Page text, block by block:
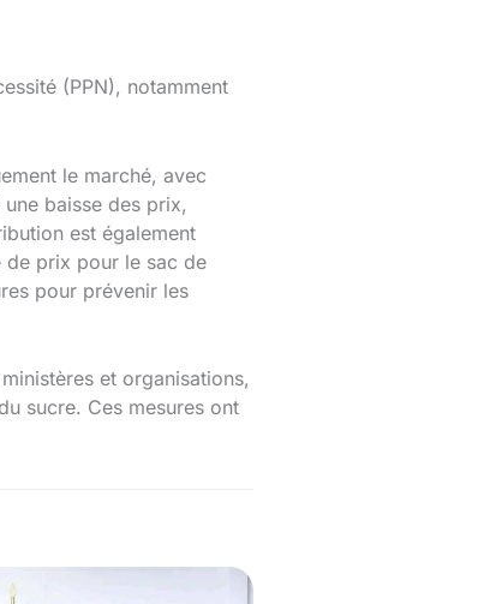
(PPN), notamment
le marché, avec
baisse des prix,
est également
de prix pour le sac de
pour prévenir les
et organisations,
sucre. Ces mesures ont